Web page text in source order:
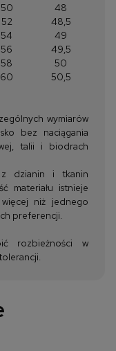
50
48
52
48,5
54
49
56
49,5
58
50
60 50,5
wymiarów
bez naciągania
talii i biodrach
z dzianin i tkanin
materiału istnieje
niż jednego
preferencji.
rozbieżności w